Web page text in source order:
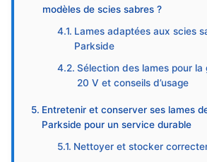
modèles de scies sabres ?
Lames adaptées aux scies
Parkside
Sélection des lames pour la
20 V et conseils d’usage
Entretenir et conserver ses lames
Parkside pour un service durable
Nettoyer et stocker